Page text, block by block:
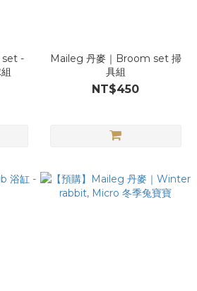
set -
Maileg 丹麥｜Broom set 掃
具組
NT$450